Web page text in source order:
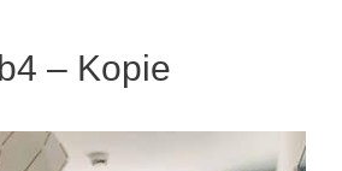
– Kopie